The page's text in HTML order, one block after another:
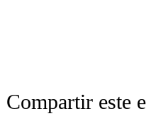
Compartir este